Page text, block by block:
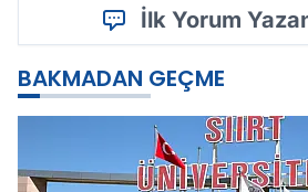
İlk Yorum
BAKMADAN GEÇME